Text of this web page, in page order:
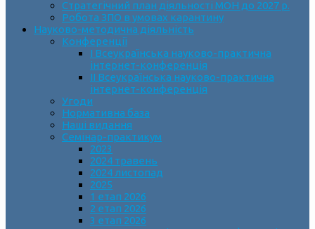
Стратегічний план діяльності МОН до 2027 р.
Робота ЗПО в умовах карантину
Науково-методична діяльність
Конференції
І Всеукраїнська науково-практична
інтернет-конференція
ІІ Всеукраїнська науково-практична
інтернет-конференція
Угоди
Нормативна база
Наші видання
Семінар-практикум
2023
2024 травень
2024 листопад
2025
1 етап 2026
2 етап 2026
3 етап 2026